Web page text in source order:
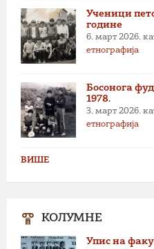
Ученици
године
6. март 2026.
етнографија
Босонога
1978.
3. март 2026.
етнографија
ВИШЕ
КОЛУМНЕ
Упис на